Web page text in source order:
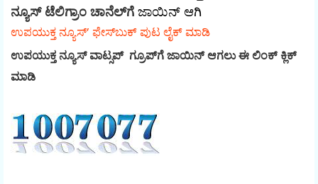
ನ್ಯೂಸ್‌ ಟೆಲಿಗ್ರಾಂ ಚಾನೆಲ್‌ಗೆ ಜಾಯಿನ್‌ ಆಗಿ
ಉಪಯುಕ್ತ ನ್ಯೂಸ್‌’ ಫೇಸ್‌ಬುಕ್ ಪುಟ ಲೈಕ್ ಮಾಡಿ
ಉಪಯುಕ್ತ ನ್ಯೂಸ್‌ ವಾಟ್ಸಪ್‌ ಗ್ರೂಪ್‌ಗೆ ಜಾಯಿನ್ ಆಗಲು ಈ ಲಿಂಕ್ ಕ್ಲಿಕ್
ಮಾಡಿ